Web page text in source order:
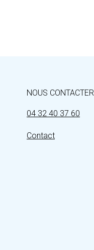
NOUS CONTACTER
04 32 40 37 60
Contact